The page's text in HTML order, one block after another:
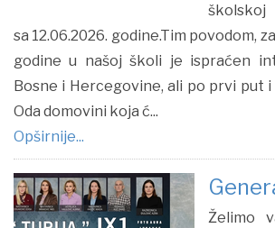
školskoj
sa 12.06.2026. godine.Tim povodom,
godine u našoj školi je ispraćen
Bosne i Hercegovine, ali po prvi put
Oda domovini koja ć...
Opširnije...
Želimo